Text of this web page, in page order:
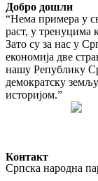
Добро дошли
“Нема примера у
раст, у тренуцима
Зато су за нас у
економија две
нашу Републику
демократску
историјом.”
Контакт
Српска народна